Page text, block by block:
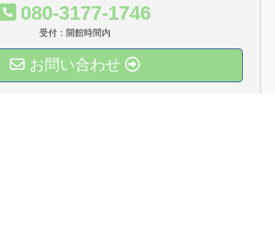
080-3177-1746
受付：開館時間内
お問い合わせ